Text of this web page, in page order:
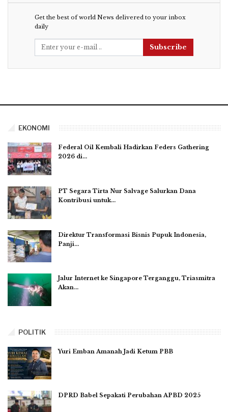
Get the best of world News delivered to your inbox
daily
Subscribe
EKONOMI
Federal Oil Kembali Hadirkan Feders Gathering
2026 di…
PT Segara Tirta Nur Salvage Salurkan Dana
Kontribusi untuk…
Direktur Transformasi Bisnis Pupuk Indonesia,
Panji…
Jalur Internet ke Singapore Terganggu, Triasmitra
Akan…
POLITIK
Yuri Emban Amanah Jadi Ketum PBB
DPRD Babel Sepakati Perubahan APBD 2025